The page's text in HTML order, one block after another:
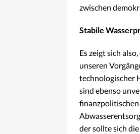
zwischen
Stabile
Es zeigt sich
unseren
technologischer
sind ebenso
finanzpolitischen
der sollte sich